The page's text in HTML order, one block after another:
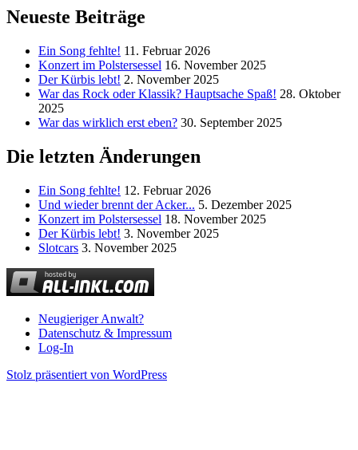
Neueste Beiträge
Ein Song fehlte! 11. Februar 2026
Konzert im Polstersessel 16. November 2025
Der Kürbis lebt! 2. November 2025
War das Rock oder Klassik? Hauptsache Spaß! 28. Oktober
2025
War das wirklich erst eben? 30. September 2025
Die letzten Änderungen
Ein Song fehlte! 12. Februar 2026
Und wieder brennt der Acker... 5. Dezember 2025
Konzert im Polstersessel 18. November 2025
Der Kürbis lebt! 3. November 2025
Slotcars 3. November 2025
Neugieriger Anwalt?
Datenschutz & Impressum
Log-In
Stolz präsentiert von WordPress